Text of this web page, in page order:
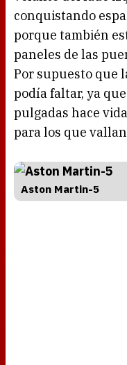
conquistando
porque también
paneles de las
Por supuesto que
podía faltar, ya
pulgadas hace
para los que
Aston Martin-5